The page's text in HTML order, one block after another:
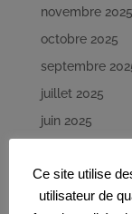
novembre 2025
octobre 2025
septembre
juillet 2025
juin 2025
octobre 2024
septembre
Ce site utilise
utilisateur de